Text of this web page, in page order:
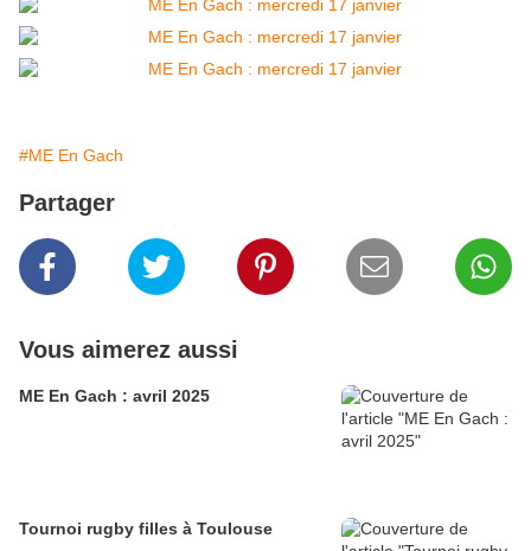
#ME En Gach
Partager
Vous aimerez aussi
ME En Gach : avril 2025
Tournoi rugby filles à Toulouse